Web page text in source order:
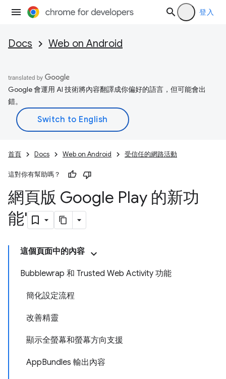
登入
Docs Web on Android
Google 會運用 AI 技術將內容翻譯成你偏好的語言，但可能會出
錯。
首頁 Docs Web on Android 受信任的網路活動
這對你有幫助嗎？
網頁版 Google Play 的新功
能'
這個頁面中的內容
Bubblewrap 和 Trusted Web Activity 功能
簡化設定流程
改善精靈
顯示全螢幕和螢幕方向支援
AppBundles 輸出內容